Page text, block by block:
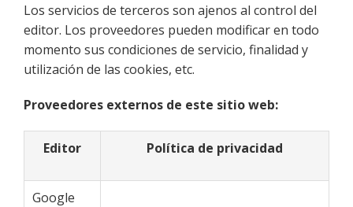
Los servicios de terceros son ajenos al control del
editor. Los proveedores pueden modificar en todo
momento sus condiciones de servicio, finalidad y
utilización de las cookies, etc.
Proveedores externos de este sitio web:
Editor Política de privacidad
Google